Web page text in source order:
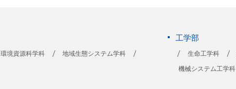
環境資源科学科 地域生態システム学科
工学部
生命工学科
機械システム工学科